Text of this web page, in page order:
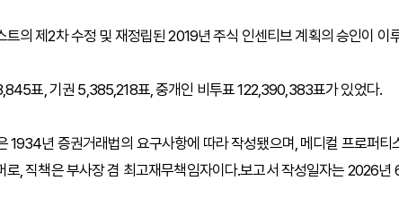
의 제2차 수정 및 재정립된 2019년 주식 인센티브 계획의 승인이 이
표, 기권 5,385,218표, 중개인 비투표 122,390,383표가 있었다.
1934년 증권거래법의 요구사항에 따라 작성됐으며, 메디컬 프로퍼티
로, 직책은 부사장 겸 최고재무책임자이다.보고서 작성일자는 2026년